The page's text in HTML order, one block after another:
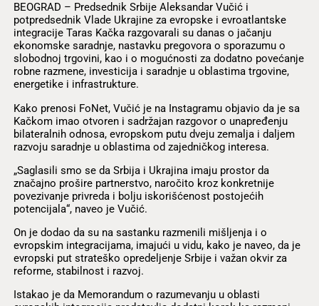
BEOGRAD – Predsednik Srbije Aleksandar Vučić i
potpredsednik Vlade Ukrajine za evropske i evroatlantske
integracije Taras Kačka razgovarali su danas o jačanju
ekonomske saradnje, nastavku pregovora o sporazumu o
slobodnoj trgovini, kao i o mogućnosti za dodatno povećanje
robne razmene, investicija i saradnje u oblastima trgovine,
energetike i infrastrukture.
Kako prenosi FoNet, Vučić je na Instagramu objavio da je sa
Kačkom imao otvoren i sadržajan razgovor o unapređenju
bilateralnih odnosa, evropskom putu dveju zemalja i daljem
razvoju saradnje u oblastima od zajedničkog interesa.
„Saglasili smo se da Srbija i Ukrajina imaju prostor da
značajno prošire partnerstvo, naročito kroz konkretnije
povezivanje privreda i bolju iskorišćenost postojećih
potencijala“, naveo je Vučić.
On je dodao da su na sastanku razmenili mišljenja i o
evropskim integracijama, imajući u vidu, kako je naveo, da je
evropski put strateško opredeljenje Srbije i važan okvir za
reforme, stabilnost i razvoj.
Istakao je da Memorandum o razumevanju u oblasti